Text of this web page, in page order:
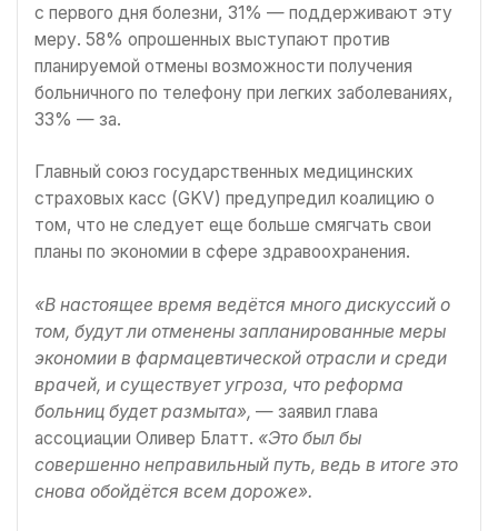
с первого дня болезни, 31% — поддерживают эту
меру. 58% опрошенных выступают против
планируемой отмены возможности получения
больничного по телефону при легких заболеваниях,
33% — за.
Главный союз государственных медицинских
страховых касс (GKV) предупредил коалицию о
том, что не следует еще больше смягчать свои
планы по экономии в сфере здравоохранения.
«В настоящее время ведётся много дискуссий о
том, будут ли отменены запланированные меры
экономии в фармацевтической отрасли и среди
врачей, и существует угроза, что реформа
больниц будет размыта», — заявил глава
ассоциации Оливер Блатт. «Это был бы
совершенно неправильный путь, ведь в итоге это
снова обойдётся всем дороже».